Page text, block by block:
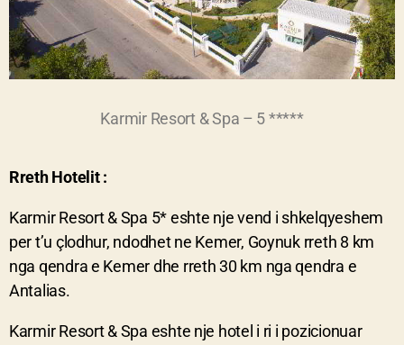
Karmir Resort & Spa – 5 *****
Rreth Hotelit :
Karmir Resort & Spa 5* eshte nje vend i shkelqyeshem
per t’u çlodhur, ndodhet ne Kemer, Goynuk rreth 8 km
nga qendra e Kemer dhe rreth 30 km nga qendra e
Antalias.
Karmir Resort & Spa eshte nje hotel i ri i pozicionuar